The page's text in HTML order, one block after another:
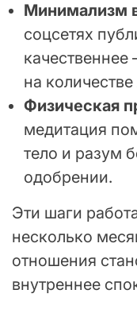
Минимализм
соцсетях
на
Физическая
медитация
тело и разум
одобрении.
Эти шаги
несколько
отношения
внутреннее